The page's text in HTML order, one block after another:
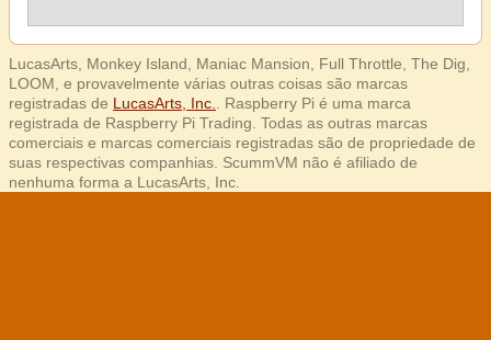
LucasArts, Monkey Island, Maniac Mansion, Full Throttle, The Dig,
LOOM, e provavelmente várias outras coisas são marcas
registradas de LucasArts, Inc.
. Raspberry Pi é uma marca
registrada de Raspberry Pi Trading. Todas as outras marcas
comerciais e marcas comerciais registradas são de propriedade de
suas respectivas companhias. ScummVM não é afiliado de
nenhuma forma a LucasArts, Inc.